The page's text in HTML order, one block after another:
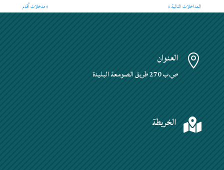
« مدخلات أقدم المداخلات التالية »
 العنوان
ص.ب 270 طريق الصومعة البليدة
 الخريطة